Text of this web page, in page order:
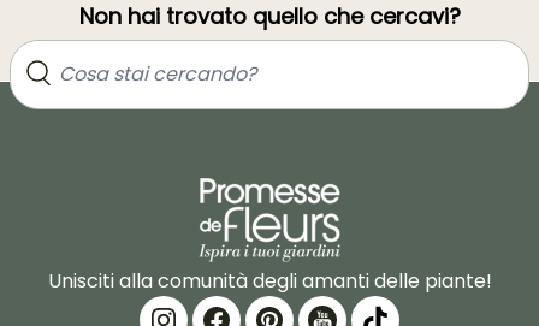
Non hai trovato quello che cercavi?
Unisciti alla comunità degli amanti delle piante!